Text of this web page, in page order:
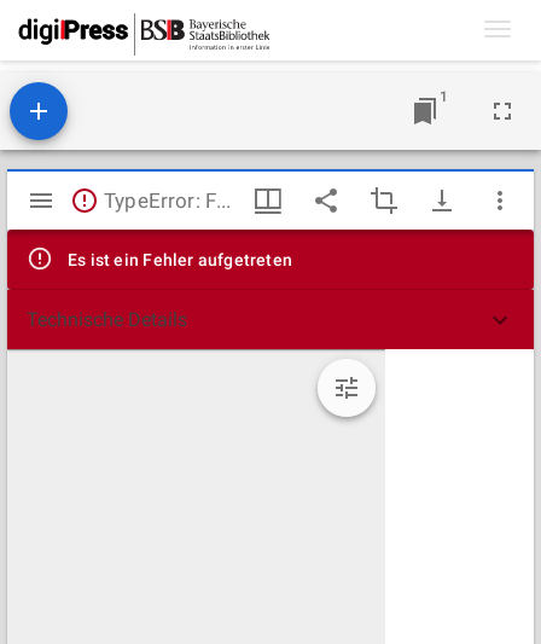
1
Mirador
Viewer
TypeError: Failed to fetch
Es ist ein Fehler aufgetreten
Technische Details